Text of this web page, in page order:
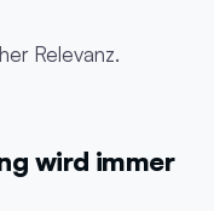
Relevanz.
wird immer